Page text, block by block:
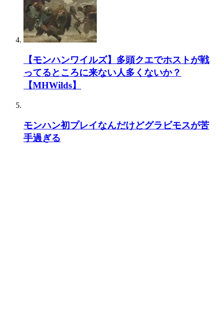
【モンハンワイルズ】多頭クエでホストが戦
ってるところに来ない人多くないか？
【MHWilds】
モンハン初プレイなんだけどグラビモスが苦
手過ぎる